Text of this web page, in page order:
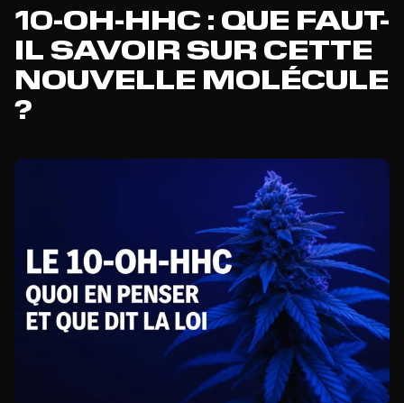
10-OH-HHC : QUE FAUT-
IL SAVOIR SUR CETTE
NOUVELLE MOLÉCULE
?